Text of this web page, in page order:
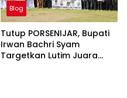
Blog
Tutup PORSENIJAR, Bupati
Irwan Bachri Syam
Targetkan Lutim Juara